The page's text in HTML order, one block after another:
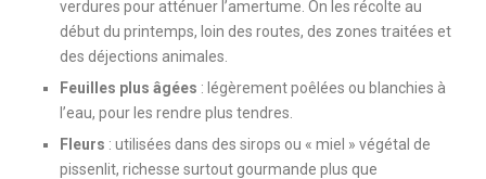
verdures pour atténuer l’amertume. On les récolte au
début du printemps, loin des routes, des zones traitées et
des déjections animales.
Feuilles plus âgées : légèrement poêlées ou blanchies à
l’eau, pour les rendre plus tendres.
Fleurs : utilisées dans des sirops ou « miel » végétal de
pissenlit, richesse surtout gourmande plus que